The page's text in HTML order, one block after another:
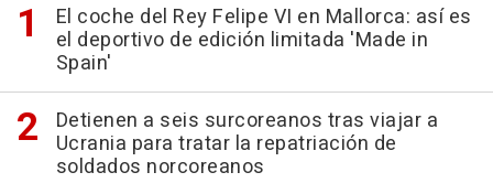
El coche del Rey Felipe VI en Mallorca: así es
el deportivo de edición limitada 'Made in
Spain'
Detienen a seis surcoreanos tras viajar a
Ucrania para tratar la repatriación de
soldados norcoreanos